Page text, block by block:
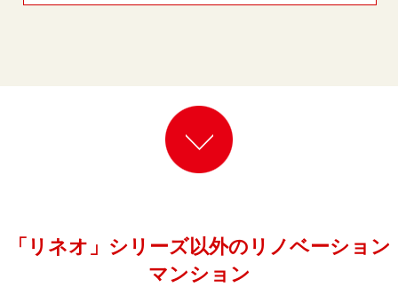
「リネオ」シリーズ以外のリノベーション
マンション